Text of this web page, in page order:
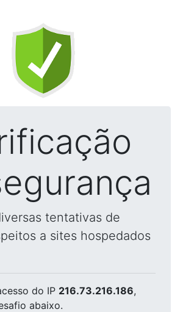
tentativas de
a sites hospedados
do IP 216.73.216.186,
abaixo.